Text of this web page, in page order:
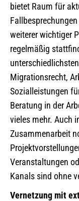
bietet Raum für
weiterer wichtiger
regelmäßig
Migrationsrecht,
Sozialleistungen
Beratung in der
vieles mehr. Auch
Zusammenarbeit
Veranstaltungen
Kanals sind ohne
Vernetzung mit